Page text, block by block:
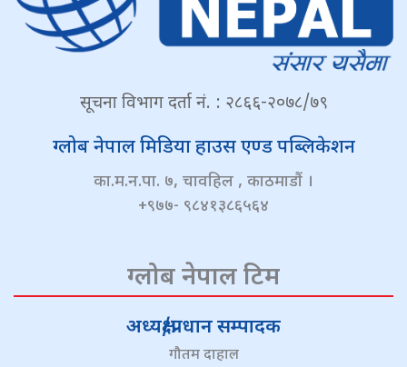
सूचना विभाग दर्ता नं. : २८६६-२०७८/७९
ग्लोब नेपाल मिडिया हाउस एण्ड पब्लिकेशन
का.म.न.पा. ७, चावहिल , काठमाडौं ।
+९७७- ९८४१३८६५६४
ग्लोब नेपाल टिम
अध्यक्ष/प्रधान सम्पादक
गौतम दाहाल